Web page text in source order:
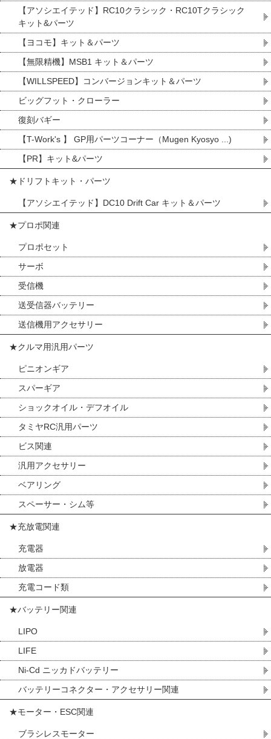
【アソシエイテッド】RC10クラシック・RC10Tクラシック
キット&パーツ
【ヨコモ】キット＆パーツ
【無限精機】MSB1 キット＆パーツ
【WILLSPEED】コンバージョンキット＆パーツ
ビッグフット・クローラー
復刻バギー
【T-Work's 】 GP用パーツコーナー（Mugen Kyosyo ...)
【PR】キット&パーツ
★ドリフトキット・パーツ
【アソシエイテッド】DC10 Drift Car キット＆パーツ
★プロポ関連
プロポセット
サーボ
受信機
送受信器バッテリー
送信機用アクセサリー
★クルマ用汎用パーツ
ピニオンギア
スパーギア
ショックオイル・デフオイル
タミヤRC汎用パーツ
ビス関連
汎用アクセサリー
ベアリング
スペーサー・シム等
★充放電関連
充電器
放電器
充電コード類
★バッテリー関連
LIPO
LIFE
Ni-Cd ニッカドバッテリー
バッテリーコネクター・アクセサリー関連
★モーター・ESC関連
ブラシレスモーター